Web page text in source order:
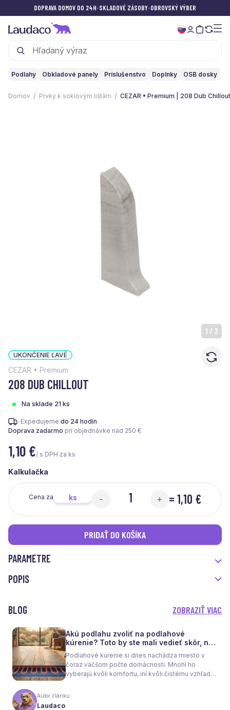
DOPRAVA DOMOV DO 24H•SKLADOVÉ ZÁSOBY•OBROVSKÝ VÝBER
Podlahy Obkladové panely Príslušenstvo Doplnky OSB dosky
Domov Prvky k soklovým lištám CEZAR • Premium | 208 Dub Chillout
1 / 3
UKONČENIE ĽAVÉ
CEZAR • Premium
208 DUB CHILLOUT
Na sklade 21 ks
Expedujeme do 24 hodín
Doprava zadarmo pri objednávke nad 250 €
1,10 €/ s DPH za ks
Kalkulačka
Cena za ks - + = 1,10 €
PRIDAŤ DO KOŠÍKA
PARAMETRE
POPIS
BLOG ZOBRAZIŤ VIAC
Akú podlahu zvoliť na podlahové
kúrenie? Toto by ste mali vedieť skôr, než
sa rozhodnete
Podlahové kúrenie si dnes nachádza miesto v
čoraz väčšom počte domácností. Mnohí ho
vyberajú kvôli komfortu, iní kvôli čistému vzhľadu
Autor článku
Laudaco